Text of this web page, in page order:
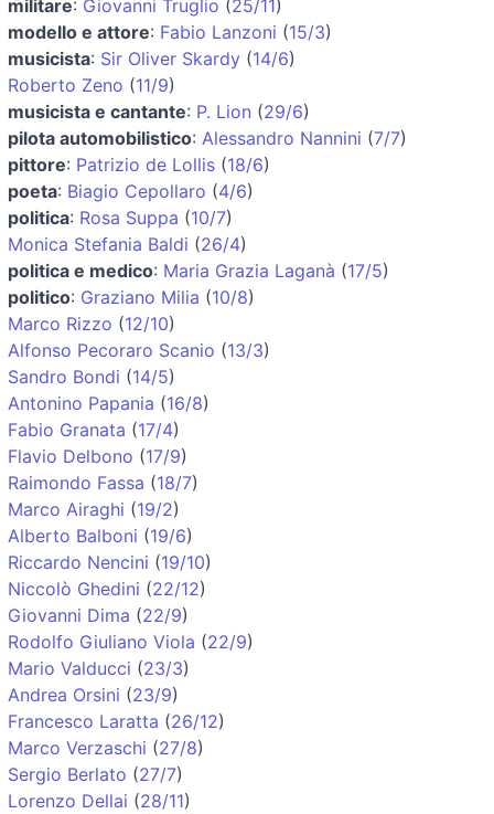
militare: Giovanni Truglio (25/11)
modello e attore: Fabio Lanzoni (15/3)
musicista: Sir Oliver Skardy (14/6)
Roberto Zeno (11/9)
musicista e cantante: P. Lion (29/6)
pilota automobilistico: Alessandro Nannini (7/7)
pittore: Patrizio de Lollis (18/6)
poeta: Biagio Cepollaro (4/6)
politica: Rosa Suppa (10/7)
Monica Stefania Baldi (26/4)
politica e medico: Maria Grazia Laganà (17/5)
politico: Graziano Milia (10/8)
Marco Rizzo (12/10)
Alfonso Pecoraro Scanio (13/3)
Sandro Bondi (14/5)
Antonino Papania (16/8)
Fabio Granata (17/4)
Flavio Delbono (17/9)
Raimondo Fassa (18/7)
Marco Airaghi (19/2)
Alberto Balboni (19/6)
Riccardo Nencini (19/10)
Niccolò Ghedini (22/12)
Giovanni Dima (22/9)
Rodolfo Giuliano Viola (22/9)
Mario Valducci (23/3)
Andrea Orsini (23/9)
Francesco Laratta (26/12)
Marco Verzaschi (27/8)
Sergio Berlato (27/7)
Lorenzo Dellai (28/11)